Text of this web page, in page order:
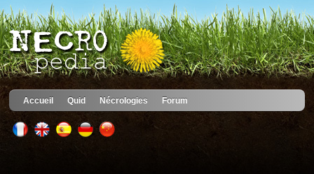
Accueil Quid Nécrologies Forum